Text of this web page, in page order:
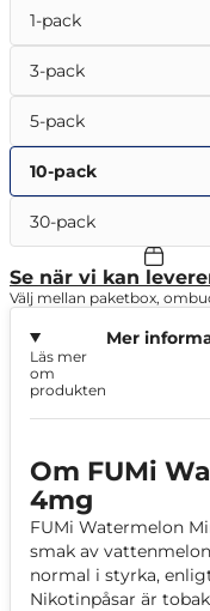
1-pack
3-pack
5-pack
10-pack
30-pack
Se när vi kan
Välj mellan paketbox,
Mer
Läs mer
om
produkten
Om FUMi
4mg
FUMi Watermelon
smak av
normal i styrka,
Nikotinpåsar är